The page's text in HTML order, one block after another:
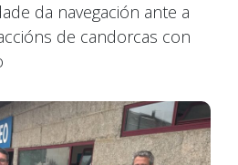
da navegación ante a
de candorcas con